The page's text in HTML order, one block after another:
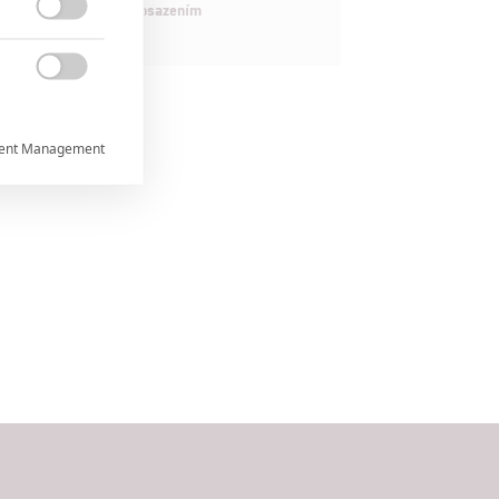
maximálně nabitým obsazením

chyb,
Management